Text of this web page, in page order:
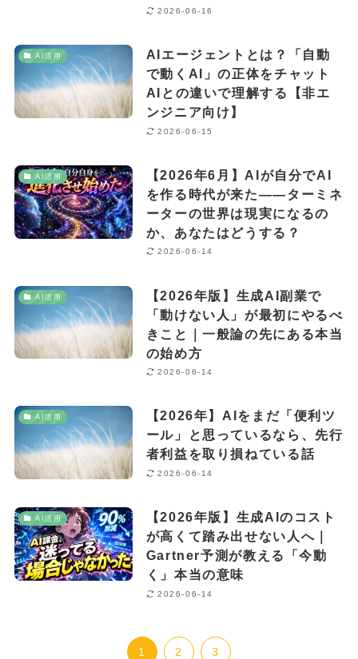
2026-06-16
AI活用
AIエージェントとは？「自動
で動くAI」の正体をチャット
AIとの違いで理解する【非エ
ンジニア向け】
2026-06-15
AI活用
【2026年6月】AIが自分でAI
を作る時代が来た——ターミネ
ーターの世界は現実になるの
か、あなたはどうする？
2026-06-14
AI活用
【2026年版】生成AI副業で
「動けない人」が最初にやるべ
きこと｜一般論の先にある本当
の始め方
2026-06-14
AI活用
【2026年】AIをまだ「便利ツ
ール」と思っているなら、先行
者利益を取り損ねている話
2026-06-14
AI活用
【2026年版】生成AIのコスト
が高くて踏み出せない人へ｜
Gartner予測が教える「今動
く」本当の意味
2026-06-14
1 2 3